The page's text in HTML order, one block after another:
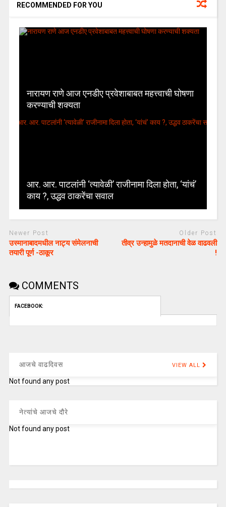
RECOMMENDED FOR YOU
नारायण राणे आज एनडीए प्रवेशाबाबत महत्त्वाची घोषणा
करण्याची शक्यता
आर. आर. पाटलांनी ‘त्यावेळी’ राजीनामा दिला होता, ‘यांचं’
काय ?, उद्धव ठाकरेंचा सवाल
Newer Post
उस्मानाबादमधील नाट्य संमेलनाची
तयारी पूर्ण -ठाकूर
Older Post
तीव्र उन्हामुळे मतदानाची वेळ वाढवली
!
COMMENTS
FACEBOOK:
आजचे वाढदिवस VIEW ALL
Not found any post
नेत्यांचे आजचे दौरे
Not found any post